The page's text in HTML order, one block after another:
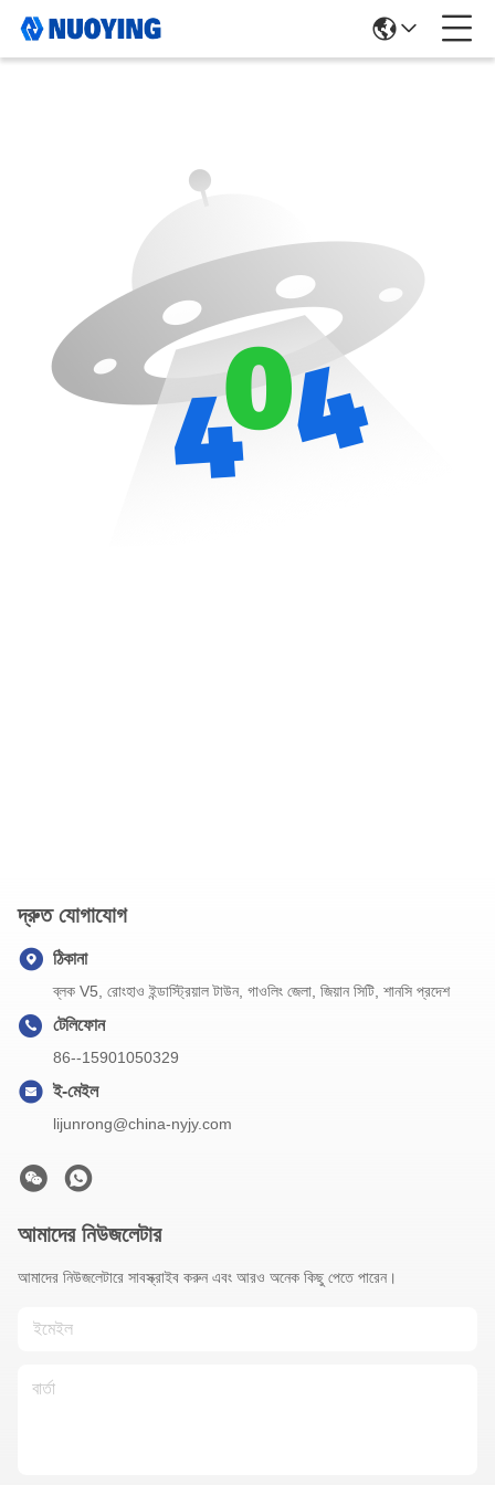
দ্রুত যোগাযোগ
ঠিকানা
ব্লক V5, রোংহাও ইন্ডাস্ট্রিয়াল টাউন, গাওলিং জেলা, জিয়ান সিটি, শানসি প্রদেশ
টেলিফোন
86--15901050329
ই-মেইল
lijunrong@china-nyjy.com
আমাদের নিউজলেটার
আমাদের নিউজলেটারে সাবস্ক্রাইব করুন এবং আরও অনেক কিছু পেতে পারেন।